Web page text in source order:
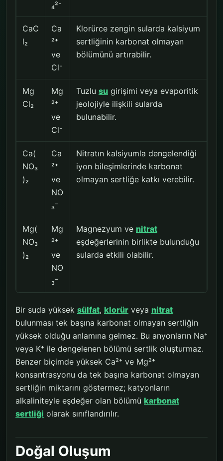
₄²⁻
CaC
l₂
Ca
²⁺
ve
Cl⁻
Klorürce zengin sularda kalsiyum
sertliğinin karbonat olmayan
bölümünü artırabilir.
Mg
Cl₂
Mg
²⁺
ve
Cl⁻
Tuzlu su girişimi veya evaporitik
jeolojiyle ilişkili sularda
bulunabilir.
Ca(
NO₃
)₂
Ca
²⁺
ve
NO
₃⁻
Nitratın kalsiyumla dengelendiği
iyon bileşimlerinde karbonat
olmayan sertliğe katkı verebilir.
Mg(
NO₃
)₂
Mg
²⁺
ve
NO
₃⁻
Magnezyum ve nitrat
eşdeğerlerinin birlikte bulunduğu
sularda etkili olabilir.
Bir suda yüksek sülfat, klorür veya nitrat
bulunması tek başına karbonat olmayan sertliğin
yüksek olduğu anlamına gelmez. Bu anyonların Na⁺
veya K⁺ ile dengelenen bölümü sertlik oluşturmaz.
Benzer biçimde yüksek Ca²⁺ ve Mg²⁺
konsantrasyonu da tek başına karbonat olmayan
sertliğin miktarını göstermez; katyonların
alkaliniteyle eşdeğer olan bölümü karbonat
sertliği olarak sınıflandırılır.
Doğal Oluşum